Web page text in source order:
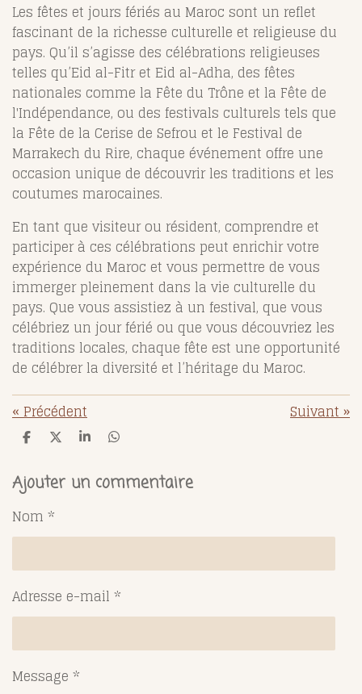
Les fêtes et jours fériés au Maroc sont un reflet
fascinant de la richesse culturelle et religieuse du
pays. Qu’il s’agisse des célébrations religieuses
telles qu’Eid al-Fitr et Eid al-Adha, des fêtes
nationales comme la Fête du Trône et la Fête de
l'Indépendance, ou des festivals culturels tels que
la Fête de la Cerise de Sefrou et le Festival de
Marrakech du Rire, chaque événement offre une
occasion unique de découvrir les traditions et les
coutumes marocaines.
En tant que visiteur ou résident, comprendre et
participer à ces célébrations peut enrichir votre
expérience du Maroc et vous permettre de vous
immerger pleinement dans la vie culturelle du
pays. Que vous assistiez à un festival, que vous
célébriez un jour férié ou que vous découvriez les
traditions locales, chaque fête est une opportunité
de célébrer la diversité et l’héritage du Maroc.
«Précédent Suivant»
P
t
a
e
r
P
t
a
r
P
t
a
r
P
t
a
r
Ajouter un commentaire
Nom *
Adresse e-mail *
Message *